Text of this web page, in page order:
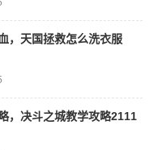
，天国拯救怎么洗衣服
，决斗之城教学攻略2111